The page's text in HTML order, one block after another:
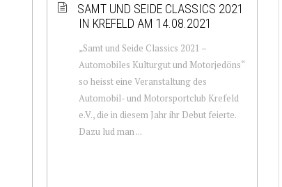
SAMT UND SEIDE CLASSICS 2021
IN KREFELD AM 14.08.2021
„Samt und Seide Classics 2021 –
Automobiles Kulturgut und Motorjedöns“
so heisst eine Veranstaltung des
Automobil- und Motorsportclub Krefeld
e.V., die in diesem Jahr ihr Debut feierte.
Dazu lud man ...